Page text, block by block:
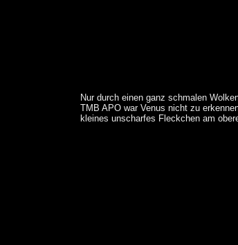
Nur durch einen ganz schmalen
TMB APO war Venus nicht zu
kleines unscharfes Fleckchen am